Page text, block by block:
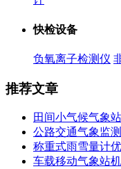
快检设备
负氧离子检测仪
推荐文章
田间小气候气象
公路交通气象监
称重式雨雪量计
车载移动气象站